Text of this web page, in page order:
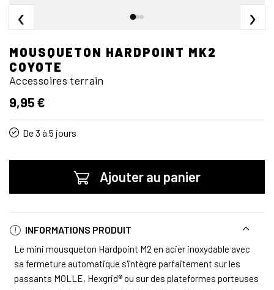
‹ ›
MOUSQUETON HARDPOINT MK2
COYOTE
Accessoires terrain
9,95 €
De 3 à 5 jours
Ajouter au panier
INFORMATIONS PRODUIT
Le mini mousqueton Hardpoint M2 en acier inoxydable avec
sa fermeture automatique s'intègre parfaitement sur les
passants MOLLE, Hexgrid® ou sur des plateformes porteuses